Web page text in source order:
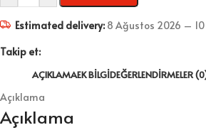
Estimated delivery: 8 Ağustos 2026 –
Takip et:
AÇIKLAMAEK BILGIDEĞERLENDIRMELER
Açıklama
Açıklama